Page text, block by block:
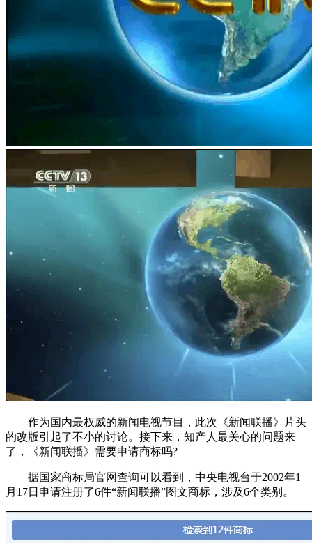
作为国内最权威的新闻电视节目，此次《新闻联播》片头
的改版引起了不小的讨论。接下来，知产人最关心的问题来
了，《新闻联播》需要申请商标吗?
据国家商标局官网查询可以看到，中央电视台于2002年1
月17日申请注册了6件“新闻联播”图文商标，涉及6个类别。